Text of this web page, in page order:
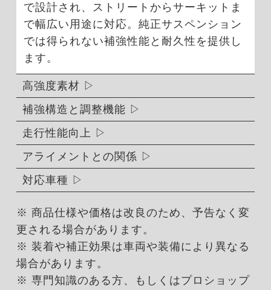
で設計され、ストリートからサーキットま
で幅広い用途に対応。純正サスペンション
では得られない補強性能と耐久性を提供し
ます。
高強度素材
補強構造と調整機能
走行性能向上
アライメントとの関係
対応車種
※ 商品仕様や価格は改良のため、予告なく変
更される場合があります。
※ 装着や補正効果は車両や装備により異なる
場合があります。
※ 専門知識のある方、もしくはプロショップ